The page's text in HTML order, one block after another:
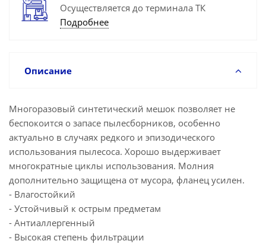
Осуществляется до терминала ТК
Подробнее
Описание
Многоразовый синтетический мешок позволяет не
беспокоится о запасе пылесборников, особенно
актуально в случаях редкого и эпизодического
использования пылесоса. Хорошо выдерживает
многократные циклы использования. Молния
дополнительно защищена от мусора, фланец усилен.
- Влагостойкий
- Устойчивый к острым предметам
- Антиаллергенный
- Высокая степень фильтрации